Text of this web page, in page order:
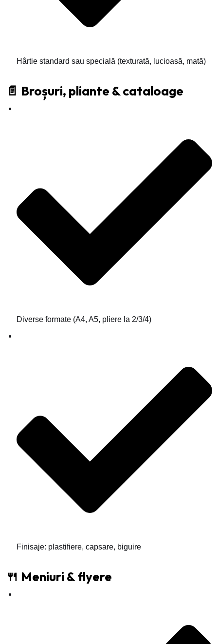
Hârtie standard sau specială (texturată, lucioasă, mată)
📄 Broșuri, pliante & cataloage
Diverse formate (A4, A5, pliere la 2/3/4)
Finisaje: plastifiere, capsare, biguire
🍴 Meniuri & flyere